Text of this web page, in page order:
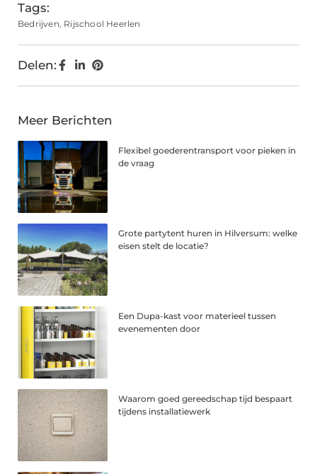
Tags:
Bedrijven, Rijschool Heerlen
Delen:
Meer Berichten
Flexibel goederentransport voor pieken in
de vraag
Grote partytent huren in Hilversum: welke
eisen stelt de locatie?
Een Dupa-kast voor materieel tussen
evenementen door
Waarom goed gereedschap tijd bespaart
tijdens installatiewerk